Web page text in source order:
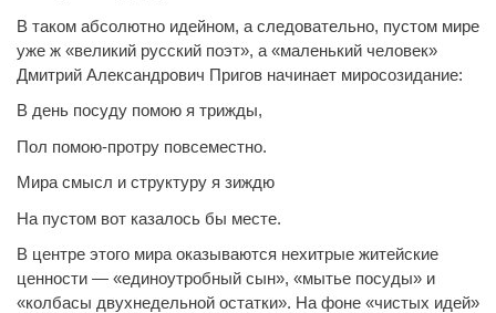
В таком абсолютно идейном, а следовательно, пустом мире
уже ж «великий русский поэт», а «маленький человек»
Дмитрий Александрович Пригов начинает миросозидание:
В день посуду помою я трижды,
Пол помою-протру повсеместно.
Мира смысл и структуру я зиждю
На пустом вот казалось бы месте.
В центре этого мира оказываются нехитрые житейские
ценности — «единоутробный сын», «мытье посуды» и
«колбасы двухнедельной остатки». На фоне «чистых идей»